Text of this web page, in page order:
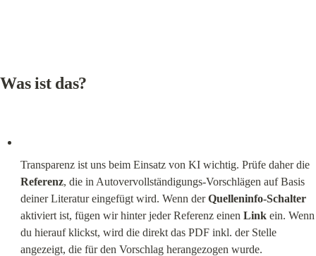
Was ist das?
Transparenz ist uns beim Einsatz von KI wichtig. Prüfe daher die
Referenz, die in Autovervollständigungs‑Vorschlägen auf Basis
deiner Literatur eingefügt wird. Wenn der Quelleninfo‑Schalter
aktiviert ist, fügen wir hinter jeder Referenz einen Link ein. Wenn
du hierauf klickst, wird die direkt das PDF inkl. der Stelle
angezeigt, die für den Vorschlag herangezogen wurde.